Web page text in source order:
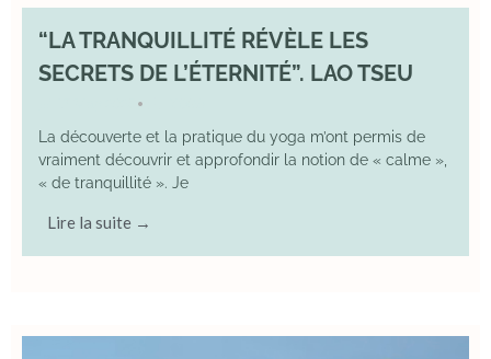
“LA TRANQUILLITÉ RÉVÈLE LES
SECRETS DE L’ÉTERNITÉ”. LAO TSEU
•
La découverte et la pratique du yoga m’ont permis de
vraiment découvrir et approfondir la notion de « calme »,
« de tranquillité ». Je
Lire la suite →